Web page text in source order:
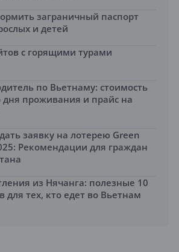
заграничный паспорт
и детей
с горящими турами
по Вьетнаму: стоимость
дня проживания и прайс на
заявку на лотерею Green
Рекомендации для граждан
из Нячанга: полезные 10
для тех, кто едет во Вьетнам